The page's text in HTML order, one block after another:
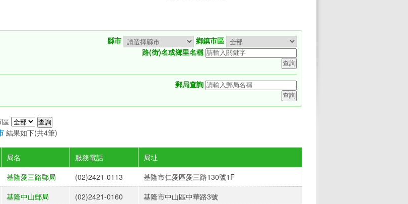
縣市
鄉鎮市區
路(街)名或鄉里名稱
郵局查詢
區
結果如下(共4筆)
局名 服務電話
局址
基隆愛三路郵局 (02)2421-0113
基隆市仁愛區愛三路130號1F‎
基隆中山郵局 (02)2421-0160
基隆市中山區中華路3號‎